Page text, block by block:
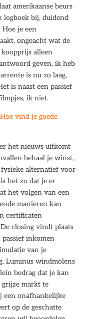
amerikaanse beurs
logboek bij, duidend
Hoe je een
ongeacht wat de
koopprijs alleen
geven, ik heb
is nu zo laag,
is naast een passief
ik niet.
vind je goede
het nieuws uitkomt
behaal je winst,
alternatief voor
het zo dat je er
het volgen van een
manieren kan
certificaten
closing vindt plaats
inkomen
van je
Luminus windmolens
bedrag dat je kan
grijze markt te
een onafhankelijke
op de geschatte